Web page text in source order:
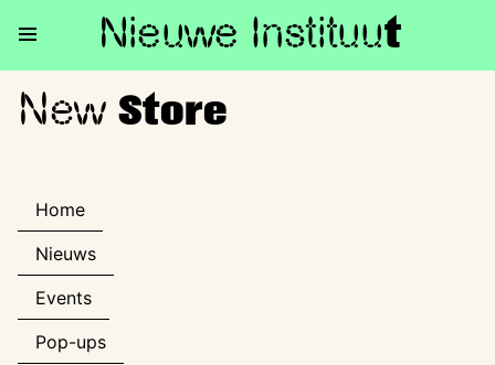
Nieuwe Instituut
New Store
New Store
Home
Nieuws
Events
Pop-ups